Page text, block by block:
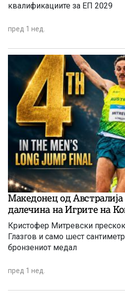
квалификациите за ЕП 2029
пред 1 нед.
Македонец од Австралија
далечина на Игрите на
Кристофер Митревски
Глазгов и само шест
бронзениот медал
пред 1 нед.